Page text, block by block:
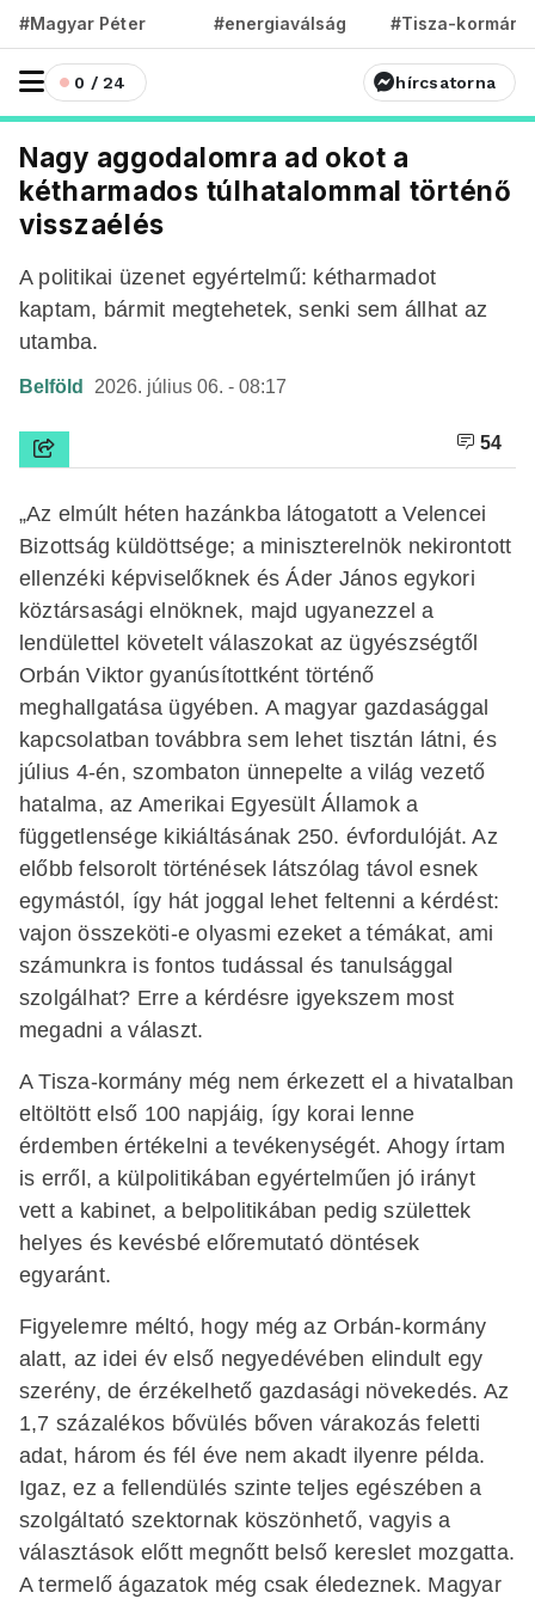
#Magyar Péter #energiaválság #Tisza-kormány
0 / 24 hírcsatorna
Nagy aggodalomra ad okot a
kétharmados túlhatalommal történő
visszaélés
A politikai üzenet egyértelmű: kétharmadot
kaptam, bármit megtehetek, senki sem állhat az
utamba.
Belföld 2026. július 06. - 08:17
54
„Az elmúlt héten hazánkba látogatott a Velencei
Bizottság küldöttsége; a miniszterelnök nekirontott
ellenzéki képviselőknek és Áder János egykori
köztársasági elnöknek, majd ugyanezzel a
lendülettel követelt válaszokat az ügyészségtől
Orbán Viktor gyanúsítottként történő
meghallgatása ügyében. A magyar gazdasággal
kapcsolatban továbbra sem lehet tisztán látni, és
július 4-én, szombaton ünnepelte a világ vezető
hatalma, az Amerikai Egyesült Államok a
függetlensége kikiáltásának 250. évfordulóját. Az
előbb felsorolt történések látszólag távol esnek
egymástól, így hát joggal lehet feltenni a kérdést:
vajon összeköti-e olyasmi ezeket a témákat, ami
számunkra is fontos tudással és tanulsággal
szolgálhat? Erre a kérdésre igyekszem most
megadni a választ.
A Tisza-kormány még nem érkezett el a hivatalban
eltöltött első 100 napjáig, így korai lenne
érdemben értékelni a tevékenységét. Ahogy írtam
is erről, a külpolitikában egyértelműen jó irányt
vett a kabinet, a belpolitikában pedig születtek
helyes és kevésbé előremutató döntések
egyaránt.
Figyelemre méltó, hogy még az Orbán-kormány
alatt, az idei év első negyedévében elindult egy
szerény, de érzékelhető gazdasági növekedés. Az
1,7 százalékos bővülés bőven várakozás feletti
adat, három és fél éve nem akadt ilyenre példa.
Igaz, ez a fellendülés szinte teljes egészében a
szolgáltató szektornak köszönhető, vagyis a
választások előtt megnőtt belső kereslet mozgatta.
A termelő ágazatok még csak éledeznek. Magyar